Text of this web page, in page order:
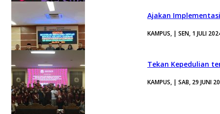
Ajakan
KAMPUS, | SEN, 1 JULI
Tekan Kepedulian
KAMPUS, | SAB, 29 JUNI